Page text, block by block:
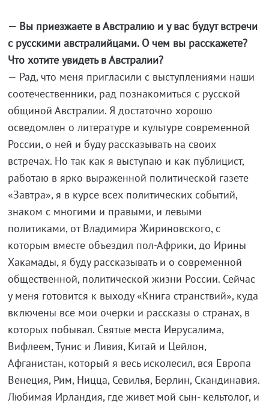
— Вы приезжаете в Австралию и у вас будут встречи
с русскими австралийцами. О чем вы расскажете?
Что хотите увидеть в Австралии?
— Рад, что меня пригласили с выступлениями наши
соотечественники, рад познакомиться с русской
общиной Австралии. Я достаточно хорошо
осведомлен о литературе и культуре современной
России, о ней и буду рассказывать на своих
встречах. Но так как я выступаю и как публицист,
работаю в ярко выраженной политической газете
«Завтра», я в курсе всех политических событий,
знаком с многими и правыми, и левыми
политиками, от Владимира Жириновского, с
которым вместе объездил пол-Африки, до Ирины
Хакамады, я буду рассказывать и о современной
общественной, политической жизни России. Сейчас
у меня готовится к выходу «Книга странствий», куда
включены все мои очерки и рассказы о странах, в
которых побывал. Святые места Иерусалима,
Вифлеем, Тунис и Ливия, Китай и Цейлон,
Афганистан, который я весь исколесил, вся Европа
Венеция, Рим, Ницца, Севилья, Берлин, Скандинавия.
Любимая Ирландия, где живет мой сын- кельтолог, и